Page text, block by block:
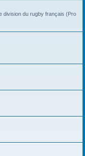
division du rugby français (Pro